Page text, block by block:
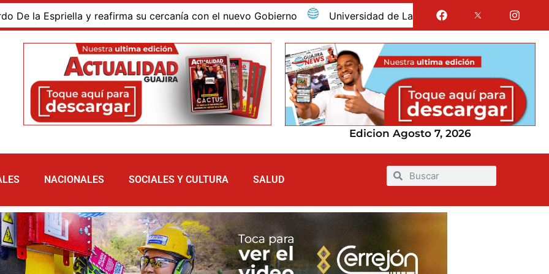
y reafirma su cercanía con el nuevo Gobierno Universidad de La Guajira celebró la obtención del
Edicion Agosto 7, 2026
NACIONALES SOCIALES Y CULTURA SALUD